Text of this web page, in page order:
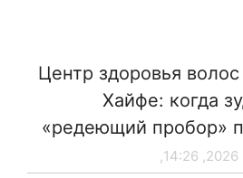
Центр здоровья
Хайфе: когда
«редеющий пробор»